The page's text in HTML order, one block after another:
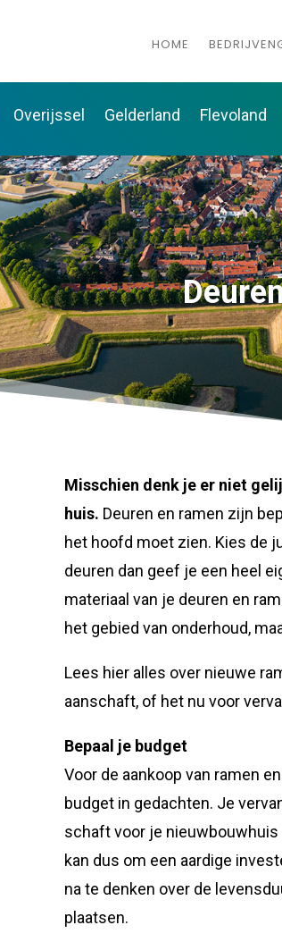
HOME
Overijssel Gelderland Flevoland
Misschien denk je er niet
huis. Deuren en ramen zijn
het hoofd moet zien. Kies de
deuren dan geef je een heel
materiaal van je deuren en
het gebied van onderhoud,
Lees hier alles over nieuwe
aanschaft, of het nu voor
Bepaal je budget
Voor de aankoop van ramen
budget in gedachten. Je
schaft voor je nieuwbouwhuis
kan dus om een aardige
na te denken over de
plaatsen.